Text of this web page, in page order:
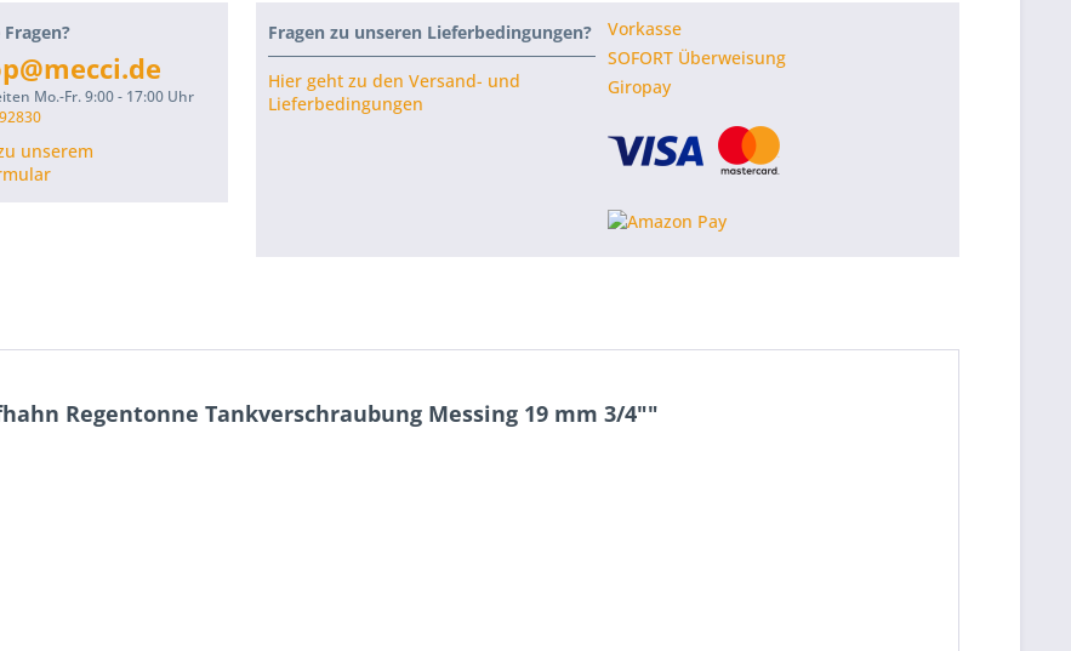
Mo.-Fr. 9:00 - 17:00 Uhr
unserem
Fragen zu unseren Lieferbedingungen?
Hier geht zu den Versand- und
Lieferbedingungen
Vorkasse
SOFORT Überweisung
Giropay
Regentonne Tankverschraubung Messing 19 mm 3/4""